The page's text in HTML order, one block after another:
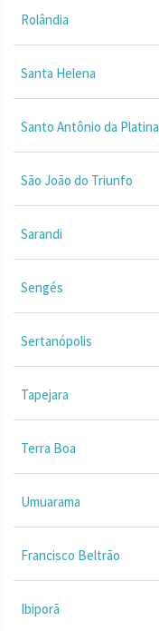
Rolândia
Santa Helena
Santo Antônio da Platina
São João do Triunfo
Sarandi
Sengés
Sertanópolis
Tapejara
Terra Boa
Umuarama
Francisco Beltrão
Ibiporã